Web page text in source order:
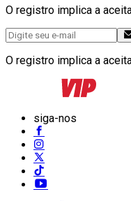
O registro implica a
O registro implica a
siga-nos